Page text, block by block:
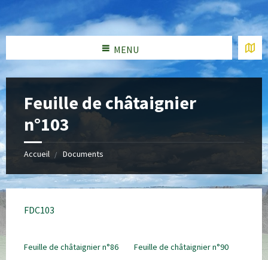
MENU
Feuille de châtaignier
n°103
Accueil Documents
FDC103
Feuille de châtaignier n°86
Feuille de châtaignier n°90